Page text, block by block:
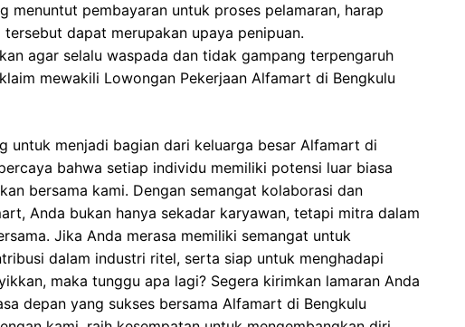
menuntut pembayaran untuk proses pelamaran, harap
dapat merupakan upaya penipuan.
agar selalu waspada dan tidak gampang terpengaruh
mewakili Lowongan Pekerjaan Alfamart di Bengkulu
untuk menjadi bagian dari keluarga besar Alfamart di
bahwa setiap individu memiliki potensi luar biasa
bersama kami. Dengan semangat kolaborasi dan
Anda bukan hanya sekadar karyawan, tetapi mitra dalam
Jika Anda merasa memiliki semangat untuk
dalam industri ritel, serta siap untuk menghadapi
maka tunggu apa lagi? Segera kirimkan lamaran Anda
depan yang sukses bersama Alfamart di Bengkulu